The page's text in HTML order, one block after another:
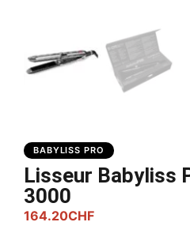
BABYLISS PRO
Lisseur Babyliss
3000
164.20CHF